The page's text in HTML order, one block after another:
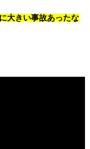
大きい事故あったな